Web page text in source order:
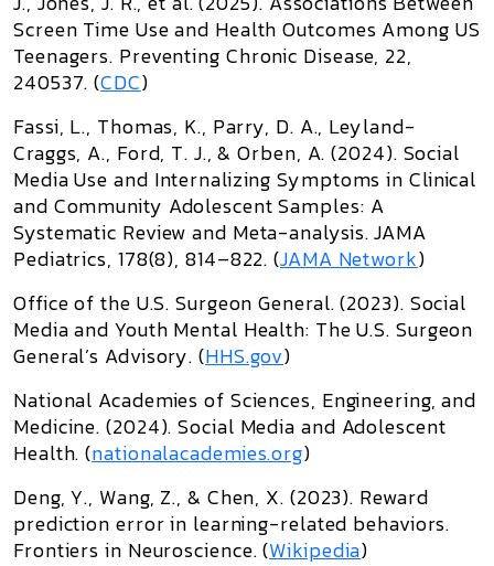
Screen Time Use and Health Outcomes Among US
Teenagers. Preventing Chronic Disease, 22,
240537. (CDC)
Fassi, L., Thomas, K., Parry, D. A., Leyland-
Craggs, A., Ford, T. J., & Orben, A. (2024). Social
Media Use and Internalizing Symptoms in Clinical
and Community Adolescent Samples: A
Systematic Review and Meta-analysis.JAMA
Pediatrics, 178(8), 814–822. (JAMA Network)
Office of the U.S. Surgeon General. (2023). Social
Media and Youth Mental Health: The U.S. Surgeon
General’s Advisory. (HHS.gov)
National Academies of Sciences, Engineering, and
Medicine. (2024).Social Media and Adolescent
Health. (nationalacademies.org)
Deng, Y., Wang, Z., & Chen, X. (2023). Reward
prediction error in learning-related behaviors.
Frontiers in Neuroscience. (Wikipedia)